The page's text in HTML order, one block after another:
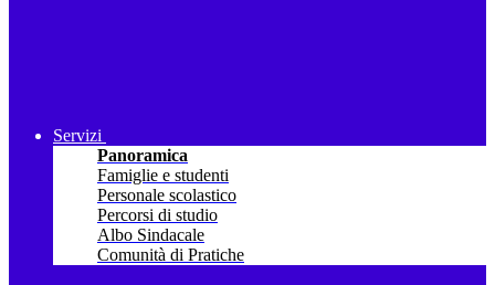
Servizi
Panoramica
Famiglie e studenti
Personale scolastico
Percorsi di studio
Albo Sindacale
Comunità di Pratiche